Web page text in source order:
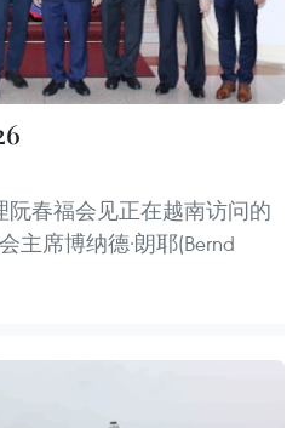
阮春福会见正在越南访问的
主席博纳德·朗耶(Bernd